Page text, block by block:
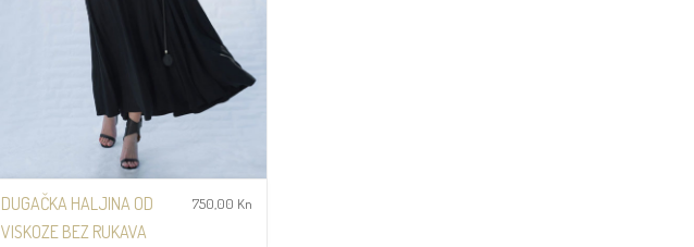
750,00 Kn
DUGAČKA HALJINA OD
VISKOZE BEZ RUKAVA